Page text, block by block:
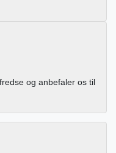
og anbefaler os til